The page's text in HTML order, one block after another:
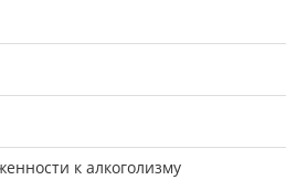
к алкоголизму